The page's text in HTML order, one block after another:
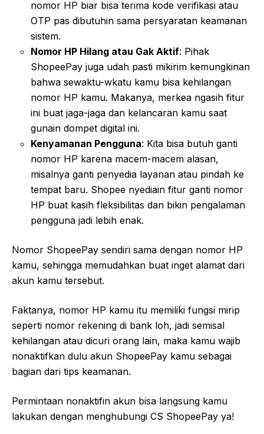
nomor HP biar bisa terima kode verifikasi atau
OTP pas dibutuhin sama persyaratan keamanan
sistem.
Nomor HP Hilang atau Gak Aktif: Pihak
ShopeePay juga udah pasti mikirim kemungkinan
bahwa sewaktu-wkatu kamu bisa kehilangan
nomor HP kamu. Makanya, merkea ngasih fitur
ini buat jaga-jaga dan kelancaran kamu saat
gunain dompet digital ini.
Kenyamanan Pengguna: Kita bisa butuh ganti
nomor HP karena macem-macem alasan,
misalnya ganti penyedia layanan atau pindah ke
tempat baru. Shopee nyediain fitur ganti nomor
HP buat kasih fleksibilitas dan bikin pengalaman
pengguna jadi lebih enak.
Nomor ShopeePay sendiri sama dengan nomor HP
kamu, sehingga memudahkan buat inget alamat dari
akun kamu tersebut.
Faktanya, nomor HP kamu itu memiliki fungsi mirip
seperti nomor rekening di bank loh, jadi semisal
kehilangan atau dicuri orang lain, maka kamu wajib
nonaktifkan dulu akun ShopeePay kamu sebagai
bagian dari tips keamanan.
Permintaan nonaktifin akun bisa langsung kamu
lakukan dengan menghubungi CS ShopeePay ya!